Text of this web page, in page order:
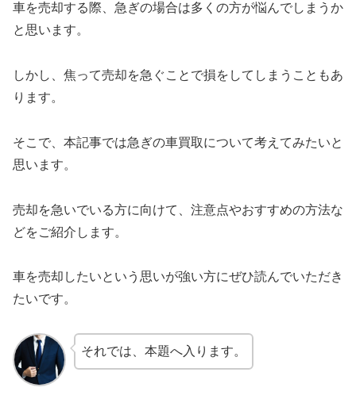
車を売却する際、急ぎの場合は多くの方が悩んでしまうか
と思います。
しかし、焦って売却を急ぐことで損をしてしまうこともあ
ります。
そこで、本記事では急ぎの車買取について考えてみたいと
思います。
売却を急いでいる方に向けて、注意点やおすすめの方法な
どをご紹介します。
車を売却したいという思いが強い方にぜひ読んでいただき
たいです。
それでは、本題へ入ります。